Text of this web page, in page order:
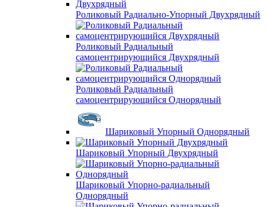
Роликовый Радиально-Упорный Двухрядный
Роликовый Радиальный
самоцентрирующийся Двухрядный
Роликовый Радиальный
самоцентрирующийся Однорядный
Шариковый Упорный Однорядный
Шариковый Упорный Двухрядный
Шариковый Упорно-радиальный
Однорядный